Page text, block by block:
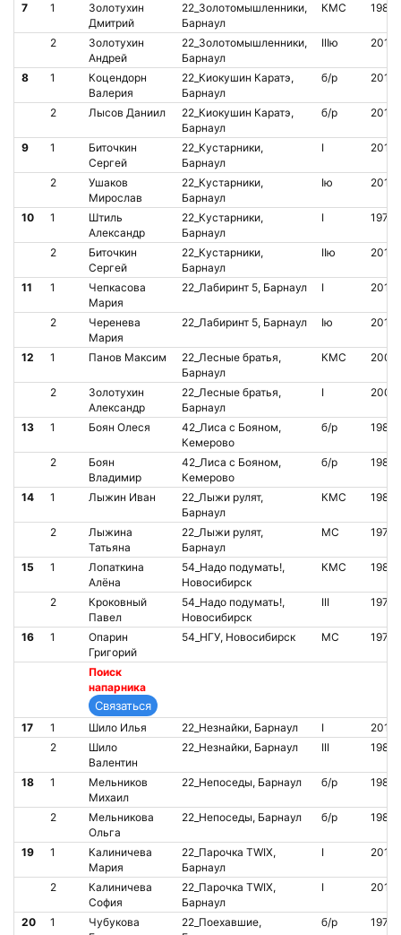
7 1
Золотухин
Дмитрий
22_Золотомышленники,
Барнаул
КМС 1980
2
Золотухин
Андрей
22_Золотомышленники,
Барнаул
IIIю 2013
8 1
Коцендорн
Валерия
22_Киокушин Каратэ,
Барнаул
б/р 2011
2 Лысов Даниил
22_Киокушин Каратэ,
Барнаул
б/р 2010
9 1
Биточкин
Сергей
22_Кустарники,
Барнаул
I 2011
2
Ушаков
Мирослав
22_Кустарники,
Барнаул
Iю 2010
10 1
Штиль
Александр
22_Кустарники,
Барнаул
I 1970
2
Биточкин
Сергей
22_Кустарники,
Барнаул
IIю 2011
11 1
Чепкасова
Мария
22_Лабиринт 5, Барнаул I 2011
2
Черенева
Мария
22_Лабиринт 5, Барнаул Iю 2012
12 1 Панов Максим
22_Лесные братья,
Барнаул
КМС 2009
2
Золотухин
Александр
22_Лесные братья,
Барнаул
I 2008
13 1 Боян Олеся
42_Лиса с Бояном,
Кемерово
б/р 1989
2
Боян
Владимир
42_Лиса с Бояном,
Кемерово
б/р 1987
14 1 Лыжин Иван
22_Лыжи рулят,
Барнаул
КМС 1981
2
Лыжина
Татьяна
22_Лыжи рулят,
Барнаул
МС 1970
15 1
Лопаткина
Алёна
54_Надо подумать!,
Новосибирск
КМС 1982
2
Кроковный
Павел
54_Надо подумать!,
Новосибирск
III 1977
16 1
Опарин
Григорий
54_НГУ, Новосибирск МС 1977
Поиск
напарника
17 1 Шило Илья 22_Незнайки, Барнаул I
2011
2
Шило
Валентин
22_Незнайки, Барнаул III 1984
18 1
Мельников
Михаил
22_Непоседы, Барнаул б/р 1988
2
Мельникова
Ольга
22_Непоседы, Барнаул б/р 1989
19 1
Калиничева
Мария
22_Парочка TWIX,
Барнаул
I 2010
2
Калиничева
София
22_Парочка TWIX,
Барнаул
I 2010
20 1
Чубукова
22_Поехавшие,
б/р 1978